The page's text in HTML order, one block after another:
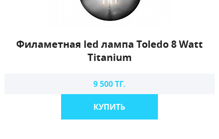
Филаметная led лампа Toledo 8 Watt
Titanium
9 500 ТГ.
КУПИТЬ